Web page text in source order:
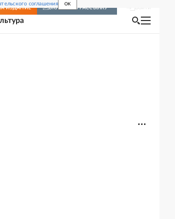
соглашения OK
ИЗДАНИЕ ВКЛЮЧИТЬ РАССЫЛКУ